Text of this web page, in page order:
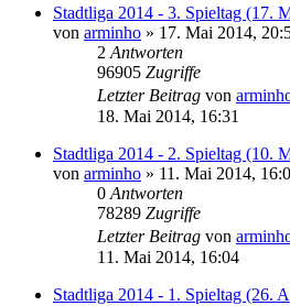
Stadtliga 2014 - 3. Spieltag (17.
von arminho » 17. Mai 2014,
2 Antworten
96905 Zugriffe
Letzter Beitrag von
18. Mai 2014, 16:31
Stadtliga 2014 - 2. Spieltag (10.
von arminho » 11. Mai 2014,
0 Antworten
78289 Zugriffe
Letzter Beitrag von
11. Mai 2014, 16:04
Stadtliga 2014 - 1. Spieltag (26.